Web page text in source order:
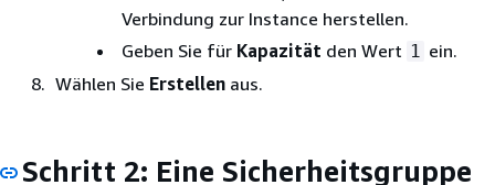
Verbindung zur Instance herstellen.
Geben Sie für Kapazität den Wert 1 ein.
Wählen Sie Erstellen aus.
Schritt 2: Eine Sicherheitsgruppe